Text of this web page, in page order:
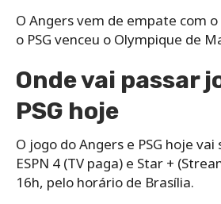
O Angers vem de empate com
o PSG venceu o Olympique de
Onde vai passar
PSG hoje
O jogo do Angers e PSG hoje
ESPN 4 (TV paga) e Star +
16h, pelo horário de Brasília.